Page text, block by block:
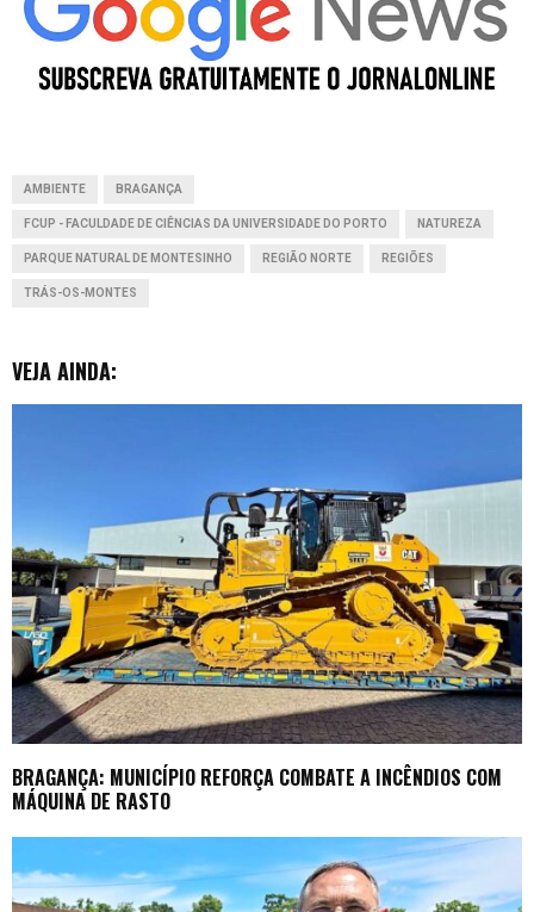
e
b
k
t
s
p
k
e
s
e
AMBIENTE BRAGANÇA
FCUP - FACULDADE DE CIÊNCIAS DA UNIVERSIDADE DO PORTO NATUREZA
PARQUE NATURAL DE MONTESINHO REGIÃO NORTE REGIÕES
TRÁS-OS-MONTES
VEJA AINDA:
BRAGANÇA: MUNICÍPIO REFORÇA COMBATE A INCÊNDIOS COM
MÁQUINA DE RASTO